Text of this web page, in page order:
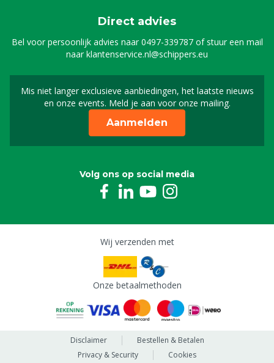
Direct advies
Bel voor persoonlijk advies naar0497-339787of stuur een mail
naarklantenservice.nl@schippers.eu
Mis niet langer exclusieve aanbiedingen, het laatste nieuws
en onze events. Meld je aan voor onze mailing.
Schrijf je in voor onze
Aanmelden
Volg ons op social media
Wij verzenden met
Onze betaalmethoden
Disclaimer
Bestellen & Betalen
Privacy & Security
Cookies